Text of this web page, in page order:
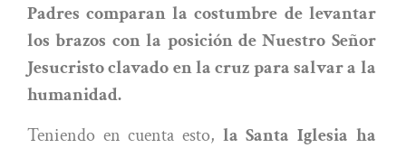
Padres comparan la costumbre de levantar
los brazos con la posición de Nuestro Señor
Jesucristo clavado en la cruz para salvar a la
humanidad.
Teniendo en cuenta esto, la Santa Iglesia ha